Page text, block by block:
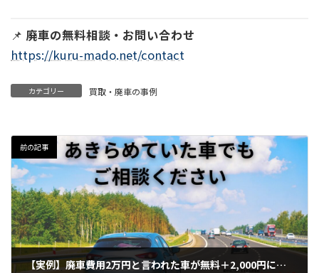
📌 廃車の無料相談・お問い合わせ
https://kuru-mado.net/contact
カテゴリー 買取・廃車の事例
前の記事
【実例】廃車費用2万円と言われた車が無料＋2,000円になった理由